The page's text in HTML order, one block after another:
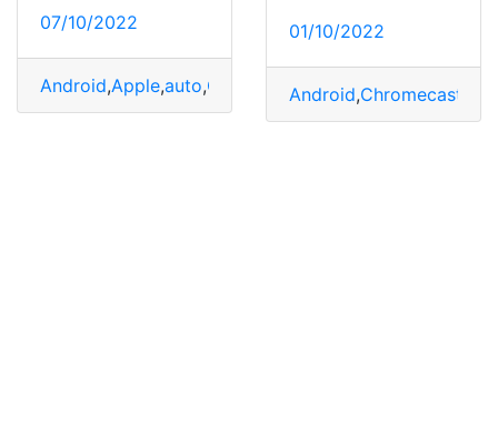
07/10/2022
Android,Apple,auto,OTTOCast, reutilizar
01/10/2022
Android,Chromecast